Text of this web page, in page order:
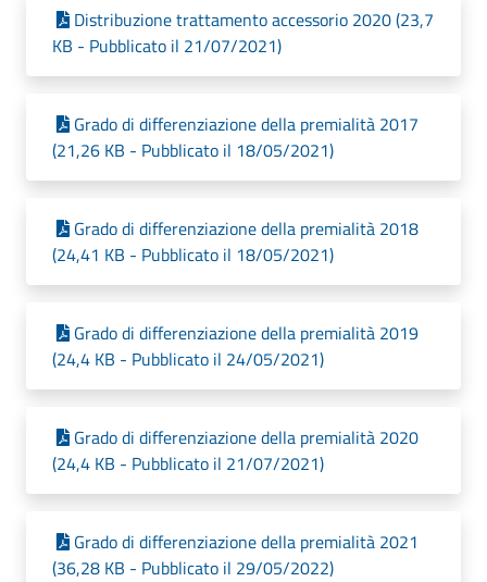
Distribuzione trattamento accessorio 2020 (23,7
KB - Pubblicato il 21/07/2021)
Grado di differenziazione della premialità 2017
(21,26 KB - Pubblicato il 18/05/2021)
Grado di differenziazione della premialità 2018
(24,41 KB - Pubblicato il 18/05/2021)
Grado di differenziazione della premialità 2019
(24,4 KB - Pubblicato il 24/05/2021)
Grado di differenziazione della premialità 2020
(24,4 KB - Pubblicato il 21/07/2021)
Grado di differenziazione della premialità 2021
(36,28 KB - Pubblicato il 29/05/2022)